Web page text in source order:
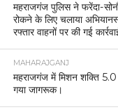
महराजगंज पुलिस ने फरेंदा-
रोकने के लिए चलाया
रफ्तार वाहनों पर की गई
MAHARAJGANJ
महराजगंज में मिशन शक्ति
गया जागरूक।